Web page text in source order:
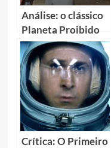
Análise: o clássico
Planeta Proibido
Crítica: O Primeiro